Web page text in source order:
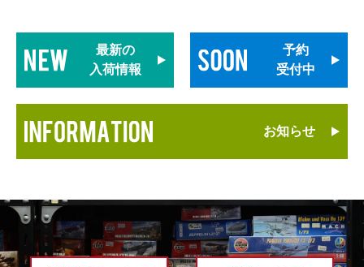
最新の
入荷情報
予約
受付中
お知らせ